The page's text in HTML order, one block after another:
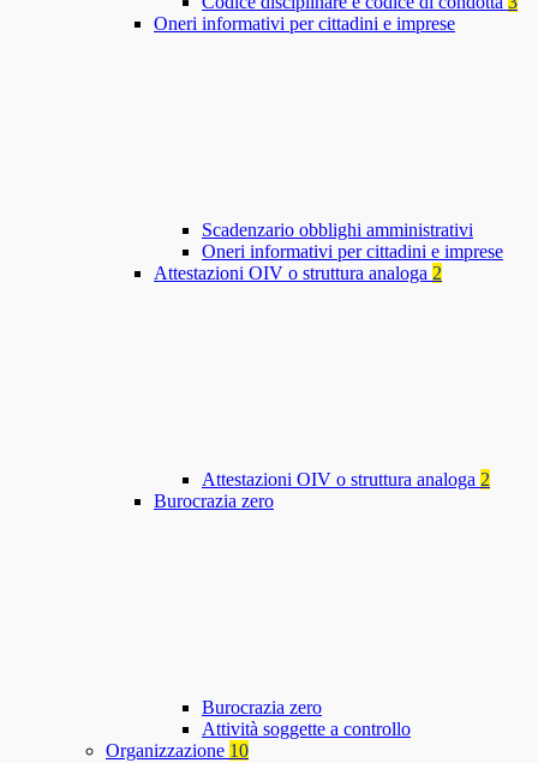
Oneri informativi per cittadini e imprese
Scadenzario obblighi amministrativi
Oneri informativi per cittadini e imprese
Attestazioni OIV o struttura analoga 2
Attestazioni OIV o struttura analoga 2
Burocrazia zero
Burocrazia zero
Attività soggette a controllo
Organizzazione 10